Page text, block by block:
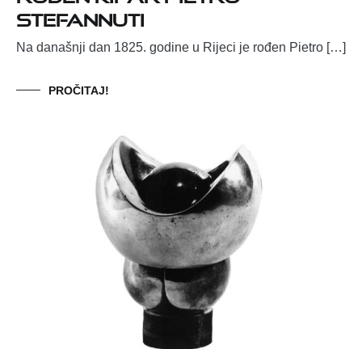
Stefannuti
Na današnji dan 1825. godine u Rijeci je rođen Pietro […]
PROČITAJ!